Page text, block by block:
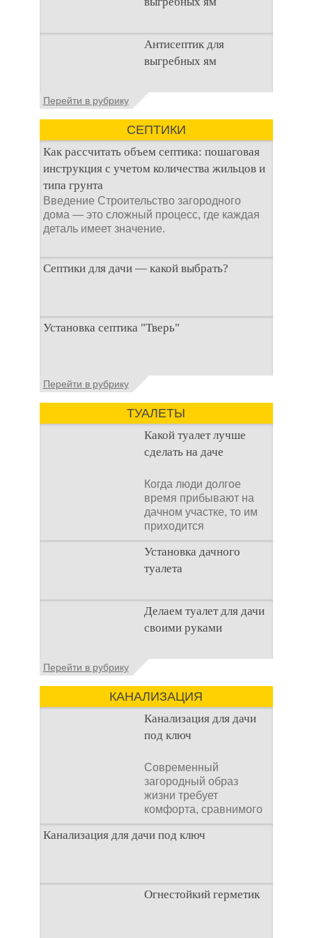
Очистка
канализационного
стока или выгребной
не самым приятным
Антисептик для
выгребных ям
Общие сведения об
Антисептик для
выгребных ям – это
специальные
Перейти в рубрику
СЕПТИКИ
Как рассчитать объем септика: пошаговая
инструкция с учетом количества жильцов и
типа грунта
Введение Строительство загородного
дома — это сложный процесс, где каждая
деталь имеет значение.
Септики для дачи — какой выбрать?
При строительстве дачи одной из
первоочередных задач становится
Установка септика "Тверь"
Установка септика Тверь - важнейший
аспект утилизации сточных вод в частных
домах и на загородных
Перейти в рубрику
ТУАЛЕТЫ
Какой туалет лучше
сделать на даче
Когда люди долгое
время прибывают на
дачном участке, то им
приходится
подстраивать все
условия
Установка дачного
туалета
Наличие туалета на
даче не является
необходимостью для
многие люди думают,
Делаем туалет для дачи
своими руками
Туалеты для дачи – это
начинается
благоустройство
дачного участка,
Перейти в рубрику
КАНАЛИЗАЦИЯ
Канализация для дачи
под ключ
Современный
загородный образ
жизни требует
комфорта, сравнимого
с городским. Однако
отсутствие
препятствием. Многие
Канализация для дачи под ключ
Современный загородный образ жизни
Огнестойкий герметик